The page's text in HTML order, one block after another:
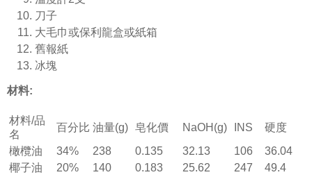
刀子
大毛巾或保利龍盒或紙箱
舊報紙
冰塊
材料:
材料/品
名
百分比 油量(g) 皂化價 NaOH(g) INS
硬度
橄欖油
34% 238 0.135 32.13 106
36.04
椰子油
20% 140 0.183 25.62 247
49.4